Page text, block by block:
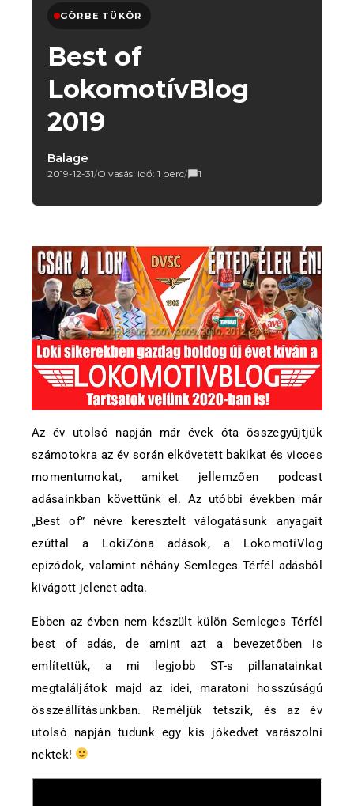
GÖRBE TÜKÖR
Best of
LokomotívBlog
2019
Balage
2019-12-31/Olvasási idő: 1 perc/ 1
Az év utolsó napján már évek óta összegyűjtjük
számotokra az év során elkövetett bakikat és vicces
momentumokat, amiket jellemzően podcast
adásainkban követtünk el. Az utóbbi években már
„Best of” névre keresztelt válogatásunk anyagait
ezúttal a LokiZóna adások, a LokomotíVlog
epizódok, valamint néhány Semleges Térfél adásból
kivágott jelenet adta.
Ebben az évben nem készült külön Semleges Térfél
best of adás, de amint azt a bevezetőben is
említettük, a mi legjobb ST-s pillanatainkat
megtaláljátok majd az idei, maratoni hosszúságú
összeállításunkban. Reméljük tetszik, és az év
utolsó napján tudunk egy kis jókedvet varászolni
nektek!